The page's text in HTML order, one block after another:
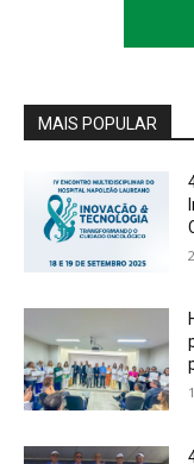
MAIS POPULAR